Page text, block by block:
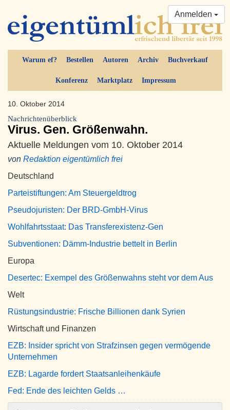
Warum ef? Bestellen Autoren Archiv Buchverkauf
Konferenz Marktplatz Impressum
Anmelden
10. Oktober 2014
Nachrichtenüberblick
Virus. Gen. Größenwahn.
Aktuelle Meldungen vom 10. Oktober 2014
von Redaktion eigentümlich frei
Deutschland
Parteistiftungen: Am Steuergeldtrog
Pseudojuristen: Der BRD-GmbH-Virus
Wohlfahrtsstaat: Das Transferexistenz-Gen
Subventionen: Dämm-Industrie bettelt in Berlin
Europa
Desertec: Exempel des Größenwahns steht vor dem Aus
Welt
Rüstungsindustrie: Frische Billionen dank Syrien
Wirtschaft und Finanzen
EZB: Insider spricht von Strafzinsen gegen vermögende
Unternehmen
EZB: Lagarde fordert Staatsanleihenkäufe
Fed: Ende des leichten Gelds …